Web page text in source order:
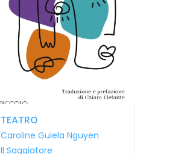
TEATRO
Caroline Guiela Nguyen
Il Saggiatore